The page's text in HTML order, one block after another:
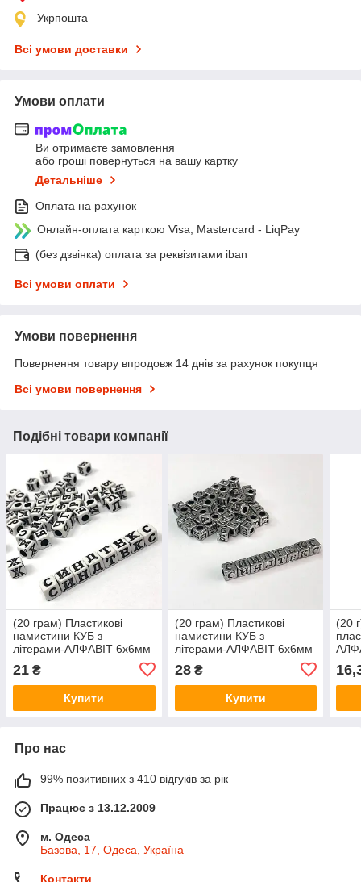
Укрпошта
Всі умови доставки
Умови оплати
Ви отримаєте замовлення
або гроші повернуться на вашу картку
Детальніше
Оплата на рахунок
Онлайн-оплата карткою Visa, Mastercard - LiqPay
(без дзвінка) оплата за реквізитами iban
Всі умови оплати
Умови повернення
Повернення товару впродовж 14 днів за рахунок покупця
Всі умови повернення
Подібні товари компанії
(20 грам) Пластикові
намистини КУБ з
літерами-АЛФАВІТ 6х6мм
21 ₴
Купити
(20 грам) Пластикові
намистини КУБ з
літерами-АЛФАВІТ 6х6мм
28₴
Купити
(20
Про нас
99% позитивних з 410 відгуків за рік
Працює з 13.12.2009
м. Одеса
Базова, 17, Одеса, Україна
Контакти